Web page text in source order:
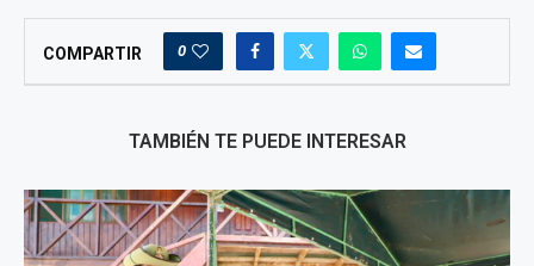
COMPARTIR 0
TAMBIÉN TE PUEDE INTERESAR